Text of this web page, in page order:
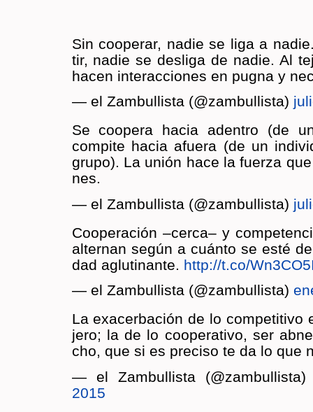
Sin coope­rar, nadie se liga a
tir, nadie se des­li­ga de nadie. Al
hacen in­ter­ac­cio­nes en pugna y
— el Zam­bu­llis­ta (@zam­bu­llis­ta)
Se coope­ra hacia aden­tro (de
com­pi­te hacia afue­ra (de un
grupo). La unión hace la fuer­za
nes.
— el Zam­bu­llis­ta (@zam­bu­llis­ta)
Coope­ra­ción –cerca– y
al­ter­nan según a cuán­to se esté
dad aglu­ti­nan­te. http://​t.​co/​
— el Zam­bu­llis­ta (@zam­bu­llis­ta)
La exa­cer­ba­ción de lo com­pe­ti­ti­vo
je­ro; la de lo coope­ra­ti­vo, ser
cho, que si es pre­ci­so te da lo que
— el Zam­bu­llis­ta
2015